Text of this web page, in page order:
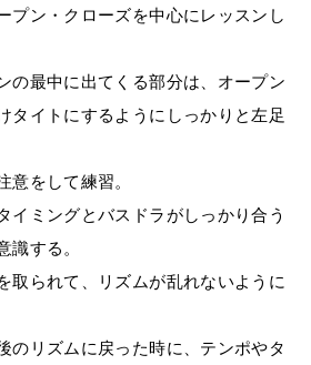
プン・クローズを中心にレッスンし
の最中に出てくる部分は、オープン
タイトにするようにしっかりと左足
をして練習。
イミングとバスドラがしっかり合う
する。
取られて、リズムが乱れないように
のリズムに戻った時に、テンポやタ